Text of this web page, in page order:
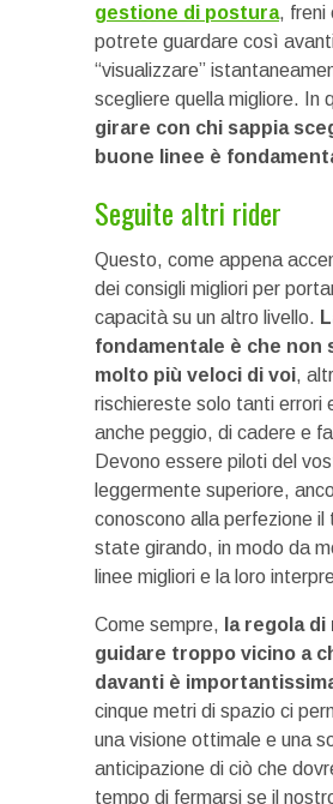
gestione di postura, freni
potrete guardare così
“visualizzare”
scegliere quella migliore. In
girare con chi sappia
buone linee è
Seguite altri rider
Questo, come appena
dei consigli migliori per
capacità su un altro livello.
fondamentale è che non
molto più veloci di voi,
rischiereste solo tanti errori
anche peggio, di cadere e
Devono essere piloti del
leggermente superiore,
conoscono alla perfezione il
state girando, in modo da
linee migliori e la loro
Come sempre,
la regola di
guidare troppo vicino a
davanti è
cinque metri di spazio ci
una visione ottimale e una
anticipazione di ciò che
tempo di fermarsi se il